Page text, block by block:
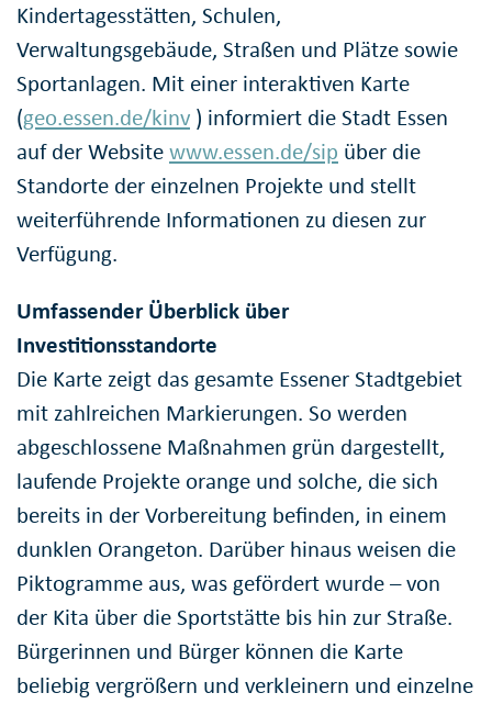
Kindertagesstätten, Schulen,
Verwaltungsgebäude, Straßen und Plätze sowie
Sportanlagen. Mit einer interaktiven Karte
(geo.essen.de/kinv ) informiert die Stadt Essen
auf der Websitewww.essen.de/sip über die
Standorte der einzelnen Projekte und stellt
weiterführende Informationen zu diesen zur
Verfügung.
Umfassender Überblick über
Investitionsstandorte
Die Karte zeigt das gesamte Essener Stadtgebiet
mit zahlreichen Markierungen. So werden
abgeschlossene Maßnahmen grün dargestellt,
laufende Projekte orange und solche, die sich
bereits in der Vorbereitung befinden, in einem
dunklen Orangeton. Darüber hinaus weisen die
Piktogramme aus, was gefördert wurde – von
der Kita über die Sportstätte bis hin zur Straße.
Bürgerinnen und Bürger können die Karte
beliebig vergrößern und verkleinern und einzelne